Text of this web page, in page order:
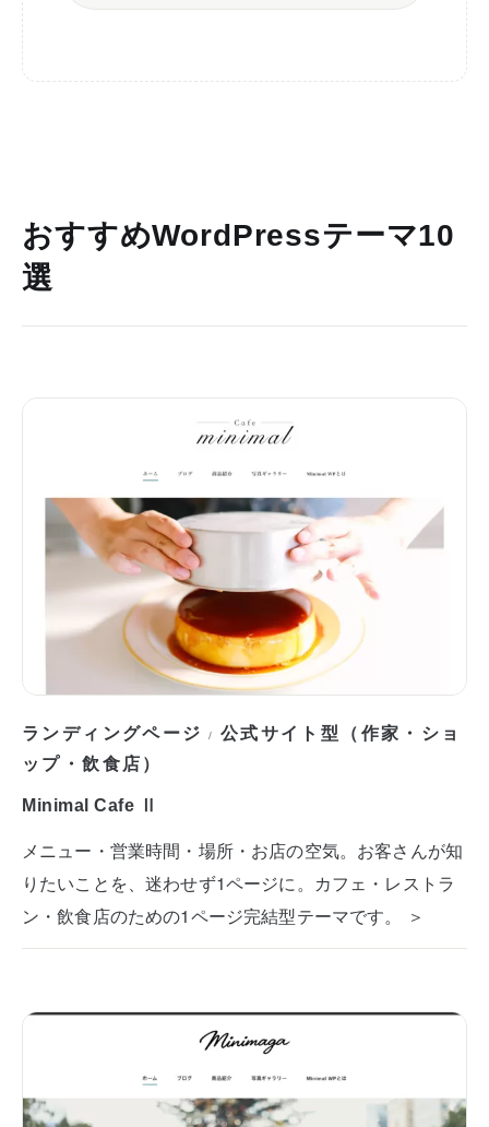
おすすめWordPressテーマ10
選
ランディングページ / 公式サイト型（作家・ショ
ップ・飲食店）
Minimal Cafe Ⅱ
メニュー・営業時間・場所・お店の空気。お客さんが知
りたいことを、迷わせず1ページに。カフェ・レストラ
ン・飲食店のための1ページ完結型テーマです。 ＞